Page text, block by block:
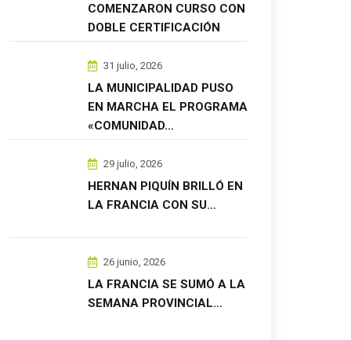
COMENZARON CURSO CON
DOBLE CERTIFICACIÓN
31 julio, 2026
LA MUNICIPALIDAD PUSO
EN MARCHA EL PROGRAMA
«COMUNIDAD…
29 julio, 2026
HERNAN PIQUÍN BRILLÓ EN
LA FRANCIA CON SU…
26 junio, 2026
LA FRANCIA SE SUMÓ A LA
SEMANA PROVINCIAL…